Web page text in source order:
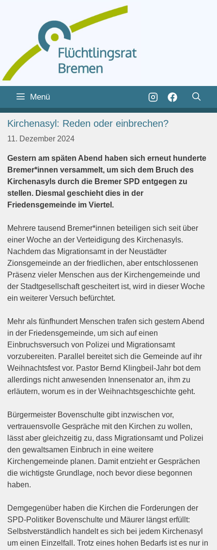
Zum
Inhalt
springen
springen
Menü
Kirchenasyl: Reden oder einbrechen?
11. Dezember 2024
Gestern am späten Abend haben sich erneut hunderte
Bremer*innen versammelt, um sich dem Bruch des
Kirchenasyls durch die Bremer SPD entgegen zu
stellen. Diesmal geschieht dies in der
Friedensgemeinde im Viertel.
Mehrere tausend Bremer*innen beteiligen sich seit über
einer Woche an der Verteidigung des Kirchenasyls.
Nachdem das Migrationsamt in der Neustädter
Zionsgemeinde an der friedlichen, aber entschlossenen
Präsenz vieler Menschen aus der Kirchengemeinde und
der Stadtgesellschaft gescheitert ist, wird in dieser Woche
ein weiterer Versuch befürchtet.
Mehr als fünfhundert Menschen trafen sich gestern Abend
in der Friedensgemeinde, um sich auf einen
Einbruchsversuch von Polizei und Migrationsamt
vorzubereiten. Parallel bereitet sich die Gemeinde auf ihr
Weihnachtsfest vor. Pastor Bernd Klingbeil-Jahr bot dem
allerdings nicht anwesenden Innensenator an, ihm zu
erläutern, worum es in der Weihnachtsgeschichte geht.
Bürgermeister Bovenschulte gibt inzwischen vor,
vertrauensvolle Gespräche mit den Kirchen zu wollen,
lässt aber gleichzeitig zu, dass Migrationsamt und Polizei
den gewaltsamen Einbruch in eine weitere
Kirchengemeinde planen. Damit entzieht er Gesprächen
die wichtigste Grundlage, noch bevor diese begonnen
haben.
Demgegenüber haben die Kirchen die Forderungen der
SPD-Politiker Bovenschulte und Mäurer längst erfüllt:
Selbstverständlich handelt es sich bei jedem Kirchenasyl
um einen Einzelfall. Trotz eines hohen Bedarfs ist es nur in